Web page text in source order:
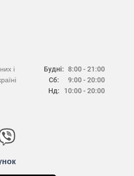
Будні:
Сб:
Нд:
8:00 - 21:00
9:00 - 20:00
10:00 - 20:00
і